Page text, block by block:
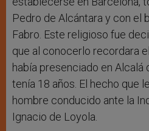
Pedro de Alcántara y con el
Fabro. Este religioso fue
que al conocerlo recordara
había presenciado en Alcalá
tenía 18 años. El hecho que
hombre conducido ante la
Ignacio de Loyola.